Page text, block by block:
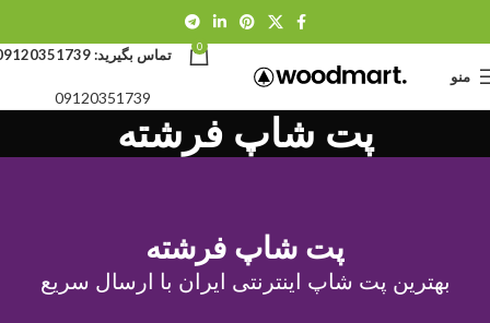
منو
0 تماس بگیرید:
09120351739
پت شاپ فرشته
پت شاپ فرشته
بهترین پت شاپ اینترنتی ایران با ارسال سریع